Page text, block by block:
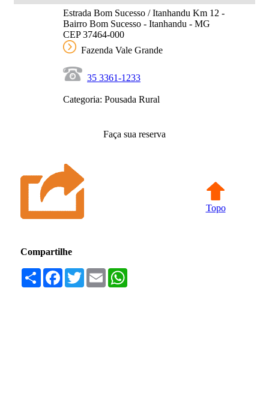
Estrada Bom Sucesso / Itanhandu Km 12 -
Bairro Bom Sucesso - Itanhandu - MG
CEP 37464-000
Fazenda Vale Grande
35 3361-1233
Categoria: Pousada Rural
Faça sua reserva
Topo
Compartilhe
Compartilhar
Facebook
TwitterEmail